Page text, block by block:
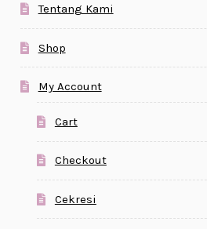
Tentang Kami
Shop
My Account
Cart
Checkout
Cekresi